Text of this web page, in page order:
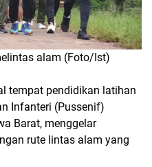
alam (Foto/Ist)
tempat pendidikan latihan
Infanteri (Pussenif)
Barat, menggelar
rute lintas alam yang